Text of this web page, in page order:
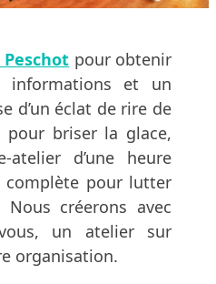
pour obtenir
informations et un
d’un éclat de rire de
briser la glace,
atelier d’une heure
complète pour lutter
créerons avec
un atelier sur
organisation.